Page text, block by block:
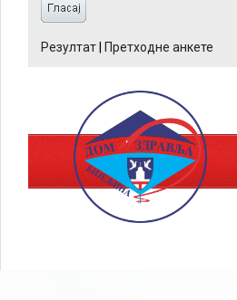
Резултат Претходне анкете